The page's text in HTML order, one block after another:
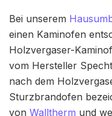
Bei unserem
einen Kaminofen
Holzvergaser-
vom Hersteller
nach dem
Sturzbrandofen
von Walltherm und